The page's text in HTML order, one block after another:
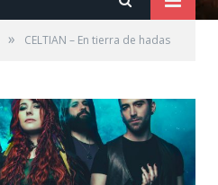
» CELTIAN – En tierra de hadas